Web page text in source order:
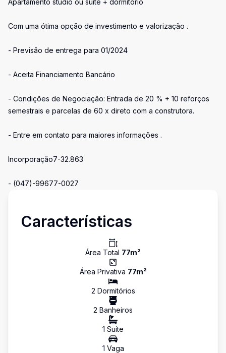
Apartamento studio ou suíte + dormitório
Com uma ótima opção de investimento e valorização .
- Previsão de entrega para 01/2024
- Aceita Financiamento Bancário
- Condições de Negociação: Entrada de 20 % + 10 reforços
semestrais e parcelas de 60 x direto com a construtora.
- Entre em contato para maiores informações .
Incorporação7-32.863
- (047)-99677-0027
Características
Área Total 77m²
Área Privativa 77m²
2 Dormitórios
2 Banheiros
1 Suíte
1 Vaga